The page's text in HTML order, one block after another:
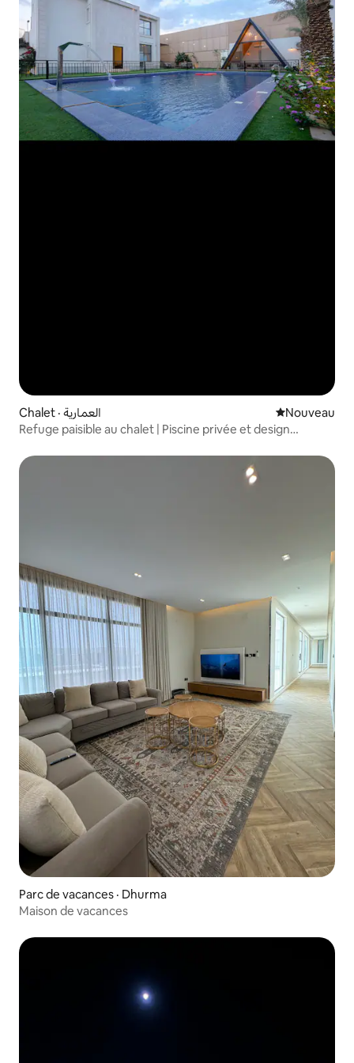
Chalet · العمارية Nouvel
Nouveau
Refuge paisible au chalet | Piscine privée et design
Parc de vacances · Dhurma
Maison de vacances